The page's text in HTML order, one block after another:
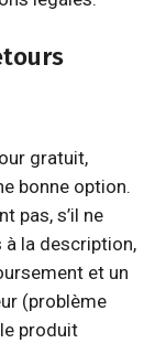
gratuit,
bonne option.
pas, s’il ne
à la description,
et un
(problème
produit